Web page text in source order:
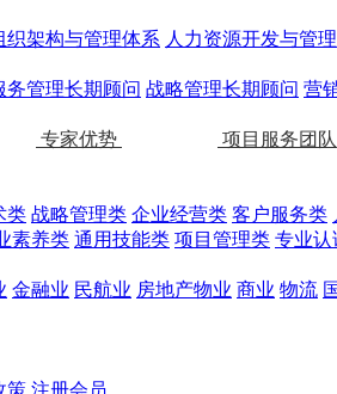
织架构与管理体系 人力资源开发与管理
务管理长期顾问 战略管理长期顾问 营
专家优势
项目服务团队
类 战略管理类 企业经营类 客户服务类
素养类 通用技能类 项目管理类 专业认
金融业 民航业 房地产物业 商业 物流
策 注册会员